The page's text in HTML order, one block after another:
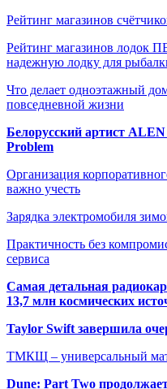
Рейтинг магазинов
Рейтинг магазинов лодок
надежную лодку для
Что делает одноэтажный
повседневной жизни
Белорусский артист
Problem
Организация
важно учесть
Зарядка электромобиля
Практичность без
сервиса
Самая детальная
13,7 млн космических
Taylor Swift завершила
ТМКЩ – универсальный
Dune: Part Two